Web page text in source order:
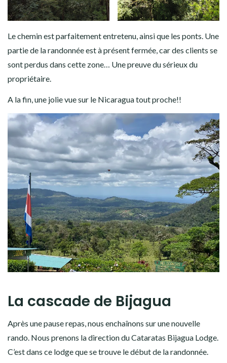
Le chemin est parfaitement entretenu, ainsi que les ponts. Une
partie de la randonnée est à présent fermée, car des clients se
sont perdus dans cette zone… Une preuve du sérieux du
propriétaire.
A la fin, une jolie vue sur le Nicaragua tout proche!!
La cascade de Bijagua
Après une pause repas, nous enchaînons sur une nouvelle
rando. Nous prenons la direction du Cataratas Bijagua Lodge.
C’est dans ce lodge que se trouve le début de la randonnée.